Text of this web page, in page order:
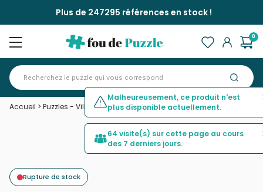
Plus de 247295 références en stock !
0
Accueil > Puzzles - Villes et Villages>New York
Rupture de stock
Malheureusement, ce produit n'est
plus disponible actuellement.
64 visite(s) sur cette page au cours
des 7 derniers jours.